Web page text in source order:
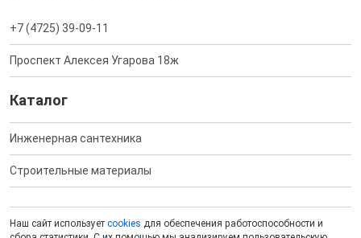
+7 (4725) 39-09-11
Проспект Алексея Угарова 18ж
Каталог
Инженерная сантехника
Строительные материалы
Наш сайт использует cookies для обеспечения работоспособности и